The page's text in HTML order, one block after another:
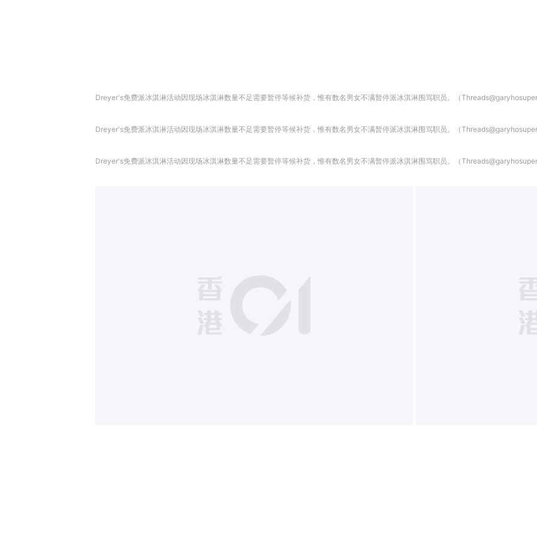
Dreyer's免费派冰淇淋活动因现场冰淇淋数量不足需要暂停等候补货，惟有数名男女不满暂停派冰淇淋围骂职员。（Threads@garyhosuper
Dreyer's免费派冰淇淋活动因现场冰淇淋数量不足需要暂停等候补货，惟有数名男女不满暂停派冰淇淋围骂职员。（Threads@garyhosuper
Dreyer's免费派冰淇淋活动因现场冰淇淋数量不足需要暂停等候补货，惟有数名男女不满暂停派冰淇淋围骂职员。（Threads@garyhosuper